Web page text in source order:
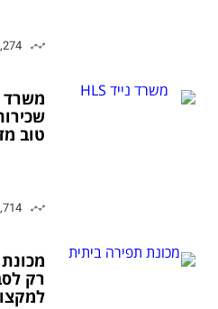
3,274
משרד
טוב
2,714
רק